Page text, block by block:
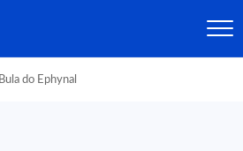
Bula do Ephynal